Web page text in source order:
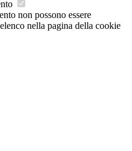
non possono essere
nella pagina della cookie